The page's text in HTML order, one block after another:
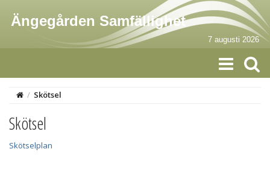
Ängegården Samfällighet
7 augusti 2026
/ Skötsel
Skötsel
Skötselplan